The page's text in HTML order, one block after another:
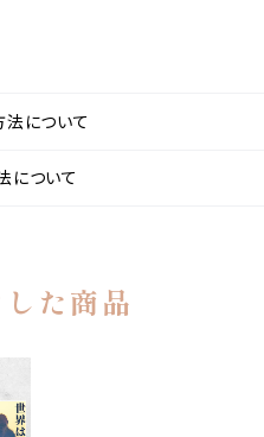
法について
について
た商品